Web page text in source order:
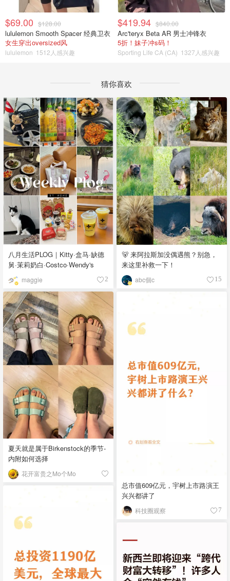
$69.00 $128.00
lululemon Smooth Spacer 经典卫衣
女生穿出oversized风
lululemon 1512人感兴趣
$419.94 $840.00
Arc'teryx Beta AR 男士冲锋衣
5折！妹子冲s码！
Sporting Life CA (CA) 1327人感兴趣
猜你喜欢
八月生活PLOG｜Kitty·盒马·缺德
舅·茉莉奶白·Costco·Wendy's
maggie 2
🐻 来阿拉斯加没偶遇熊？别急，
来这里补救一下！
abc個c 15
夏天就是属于Birkenstock的季节-
内附如何选择
花开富贵之Mo个Mo
总市值609亿元，宇树上市路演王
兴兴都讲了
科技圈观察 7